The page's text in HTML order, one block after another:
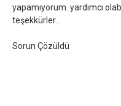
yapamıyorum. yardımcı
teşekkürler...
Sorun Çözüldü